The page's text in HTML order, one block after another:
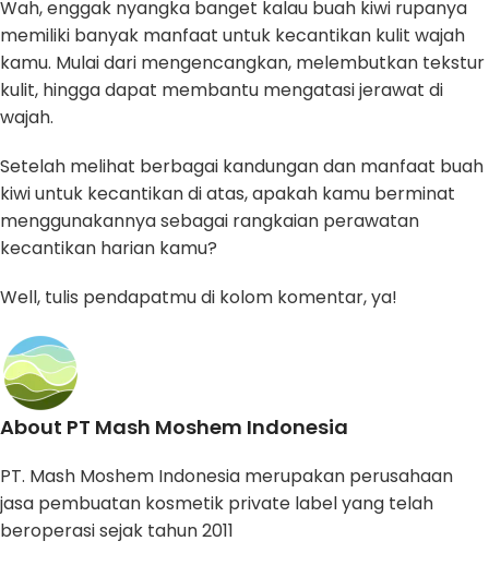
Wah, enggak nyangka banget kalau buah kiwi rupanya
memiliki banyak manfaat untuk kecantikan kulit wajah
kamu. Mulai dari mengencangkan, melembutkan tekstur
kulit, hingga dapat membantu mengatasi jerawat di
wajah.
Setelah melihat berbagai kandungan dan manfaat buah
kiwi untuk kecantikan di atas, apakah kamu berminat
menggunakannya sebagai rangkaian perawatan
kecantikan harian kamu?
Well, tulis pendapatmu di kolom komentar, ya!
About PT Mash Moshem Indonesia
PT. Mash Moshem Indonesia merupakan perusahaan
jasa pembuatan kosmetik private label yang telah
beroperasi sejak tahun 2011